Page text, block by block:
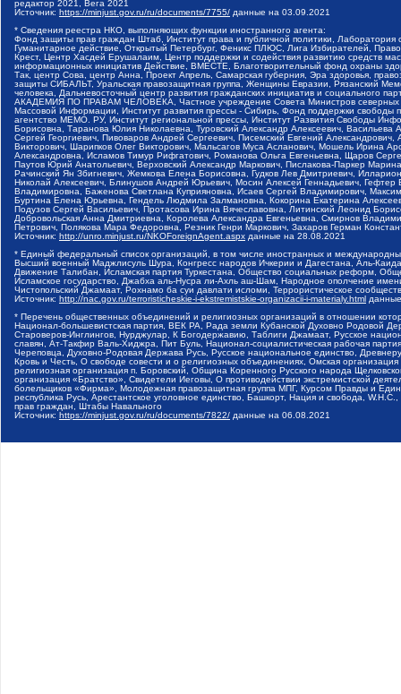
редактор 2021, Вега 2021
Источник: https://minjust.gov.ru/ru/documents/7755/ данные на 03.09.2021
* Сведения реестра НКО, выполняющих функции иностранного агента:
Фонд защиты прав граждан Штаб, Институт права и публичной политики,
Гуманитарное действие, Открытый Петербург, Феникс ПЛЮС, Лига Избирателей,
Крест, Центр Хасдей Ерушалаим, Центр поддержки и содействия развитию средств
информационных инициатив Действие, ВМЕСТЕ, Благотворительный фонд охраны
Так, центр Сова, центр Анна, Проект Апрель, Самарская губерния, Эра здоровья,
защиты СИБАЛЬТ, Уральская правозащитная группа, Женщины Евразии, Рязанский
человека, Дальневосточный центр развития гражданских инициатив и социального
АКАДЕМИЯ ПО ПРАВАМ ЧЕЛОВЕКА, Частное учреждение Совета Министров северных
Массовой Информации, Институт развития прессы - Сибирь, Фонд поддержки
агентство МЕМО. РУ, Институт региональной прессы, Институт Развития Свободы
Борисовна, Таранова Юлия Николаевна, Туровский Александр Алексеевич,
Сергей Георгиевич, Пивоваров Андрей Сергеевич, Писемский Евгений
Викторович, Шарипков Олег Викторович, Мальсагов Муса Асланович, Мошель Ирина
Александровна, Исламов Тимур Рифгатович, Романова Ольга Евгеньевна, Щаров
Паутов Юрий Анатольевич, Верховский Александр Маркович, Пислакова-Паркер
Рачинский Ян Збигневич, Жемкова Елена Борисовна, Гудков Лев Дмитриевич,
Николай Алексеевич, Блинушов Андрей Юрьевич, Мосин Алексей Геннадьевич,
Владимировна, Баженова Светлана Куприяновна, Исаев Сергей Владимирович,
Буртина Елена Юрьевна, Гендель Людмила Залмановна, Кокорина Екатерина
Подузов Сергей Васильевич, Протасова Ирина Вячеславовна, Литинский Леонид
Добровольская Анна Дмитриевна, Королева Александра Евгеньевна, Смирнов
Петрович, Полякова Мара Федоровна, Резник Генри Маркович, Захаров Герман
Источник: http://unro.minjust.ru/NKOForeignAgent.aspx данные на 28.08.2021
* Единый федеральный список организаций, в том числе иностранных и
Высший военный Маджлисуль Шура, Конгресс народов Ичкерии и Дагестана, Аль-
Движение Талибан, Исламская партия Туркестана, Общество социальных реформ,
Исламское государство, Джабха аль-Нусра ли-Ахль аш-Шам, Народное ополчение
Чистопольский Джамаат, Рохнамо ба суи давлати исломи, Террористическое
Источник: http://nac.gov.ru/terroristicheskie-i-ekstremistskie-organizacii-i-materialy.html
* Перечень общественных объединений и религиозных организаций в отношении
Национал-большевистская партия, ВЕК РА, Рада земли Кубанской Духовно Родовой
Староверов-Инглингов, Нурджулар, К Богодержавию, Таблиги Джамаат, Русское
славян, Ат-Такфир Валь-Хиджра, Пит Буль, Национал-социалистическая рабочая
Череповца, Духовно-Родовая Держава Русь, Русское национальное единство,
Кровь и Честь, О свободе совести и о религиозных объединениях, Омская
религиозная организация п. Боровский, Община Коренного Русского народа
организация «Братство», Свидетели Иеговы, О противодействии экстремистской
болельщиков «Фирма», Молодежная правозащитная группа МПГ, Курсом Правды и
республика Русь, Арестантское уголовное единство, Башкорт, Нация и свобода,
прав граждан, Штабы Навального
Источник: https://minjust.gov.ru/ru/documents/7822/ данные на 06.08.2021